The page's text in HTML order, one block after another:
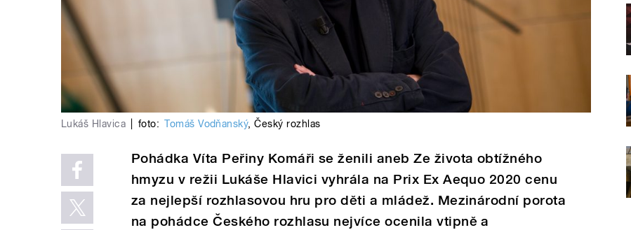
Lukáš Hlavica foto: Tomáš Vodňanský,Český rozhlas
Pohádka Víta Peřiny Komáři se ženili aneb Ze života obtížného
hmyzu v režii Lukáše Hlavici vyhrála na Prix Ex Aequo 2020 cenu
za nejlepší rozhlasovou hru pro děti a mládež. Mezinárodní porota
na pohádce Českého rozhlasu nejvíce ocenila vtipně a